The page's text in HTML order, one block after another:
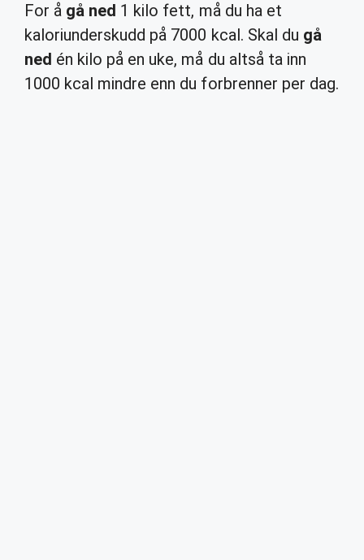
For å gå ned 1 kilo fett, må du ha et
kaloriunderskudd på 7000 kcal. Skal du gå
ned én kilo på en uke, må du altså ta inn
1000 kcal mindre enn du forbrenner per dag.